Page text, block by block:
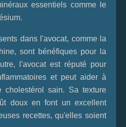
essentiels comme le
dans l'avocat, comme la
sont bénéfiques pour la
l'avocat est réputé pour
et peut aider à
cholestérol sain. Sa texture
doux en font un excellent
recettes, qu'elles soient